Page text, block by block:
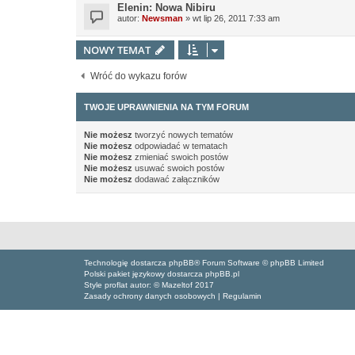
Elenin: Nowa Nibiru
autor: Newsman » wt lip 26, 2011 7:33 am
NOWY TEMAT
Wróć do wykazu forów
TWOJE UPRAWNIENIA NA TYM FORUM
Nie możesz tworzyć nowych tematów
Nie możesz odpowiadać w tematach
Nie możesz zmieniać swoich postów
Nie możesz usuwać swoich postów
Nie możesz dodawać załączników
Technologię dostarcza phpBB® Forum Software © phpBB Limited
Polski pakiet językowy dostarcza phpBB.pl
Style proflat autor: ©Mazeltof 2017
Zasady ochrony danych osobowych | Regulamin